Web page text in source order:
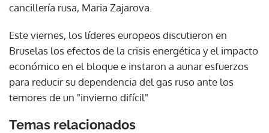
cancillería rusa, Maria Zajarova.
Este viernes, los líderes europeos discutieron en
Bruselas los efectos de la crisis energética y el impacto
económico en el bloque e instaron a aunar esfuerzos
para reducir su dependencia del gas ruso ante los
temores de un "invierno difícil"
Temas relacionados